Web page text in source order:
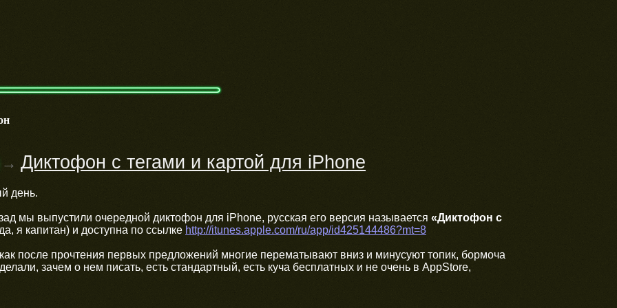
Диктофон с тегами и картой для iPhone
день.
мы выпустили очередной диктофон для iPhone, русская его версия называется «Диктофон с
я капитан) и доступна по ссылке http://itunes.apple.com/ru/app/id425144486?mt=8
после прочтения первых предложений многие перематывают вниз и минусуют топик, бормоча
зачем о нем писать, есть стандартный, есть куча бесплатных и не очень в AppStore,